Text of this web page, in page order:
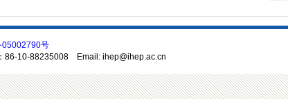
05002790号
10-88235008 Email: ihep@ihep.ac.cn